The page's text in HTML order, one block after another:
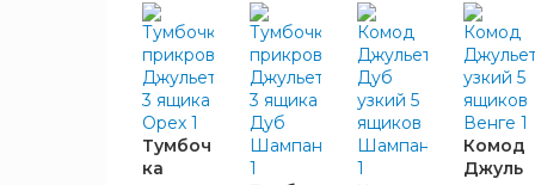
Тумбоч
ка
Комод
Джуль